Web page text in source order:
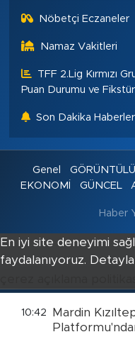
Nöbetçi Eczaneler
Namaz Vakitleri
TFF 2.Lig Kırmızı
Puan Durumu ve Fikstür
Son Dakika
Genel
EKONOMİ
GÜNCEL
Haber
En iyi site deneyimi
faydalanıyoruz.
10:42
Mardin